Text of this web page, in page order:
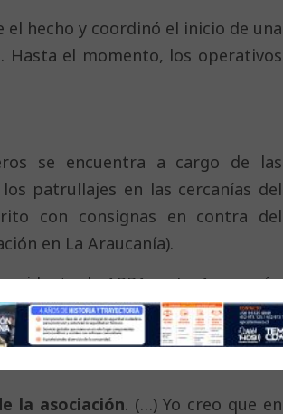
hecho y coordinó el inicio de una
Hasta el momento, los operativos
se encuentra a cargo de las
patrullajes en las cercanías del
con consignas en contra del
en La Araucanía).
de APRA en La Araucanía,
vez que algo así ocurre. Según
delictuales y “terroristas” que
la asociación. (…) Yo creo que en